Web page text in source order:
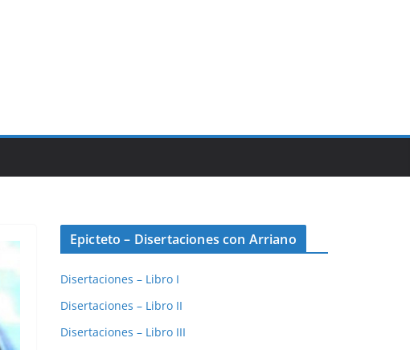
Epicteto – Disertaciones con Arriano
Disertaciones – Libro I
Disertaciones – Libro II
Disertaciones – Libro III